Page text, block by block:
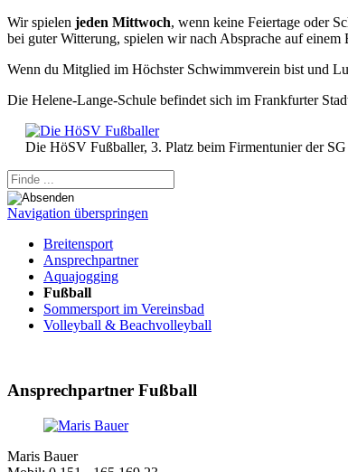
Wir spielen jeden Mittwoch, wenn keine Feiertage oder
bei guter Witterung, spielen wir nach Absprache auf einem
Wenn du Mitglied im Höchster Schwimmverein bist und
Die Helene-Lange-Schule befindet sich im Frankfurter
Die HöSV Fußballer, 3. Platz beim Firmentunier der
Navigation überspringen
Breitensport
Ansprechpartner
Aquajogging
Fußball
Sommersport im Vereinsbad
Volleyball & Beachvolleyball
Ansprechpartner Fußball
Maris Bauer